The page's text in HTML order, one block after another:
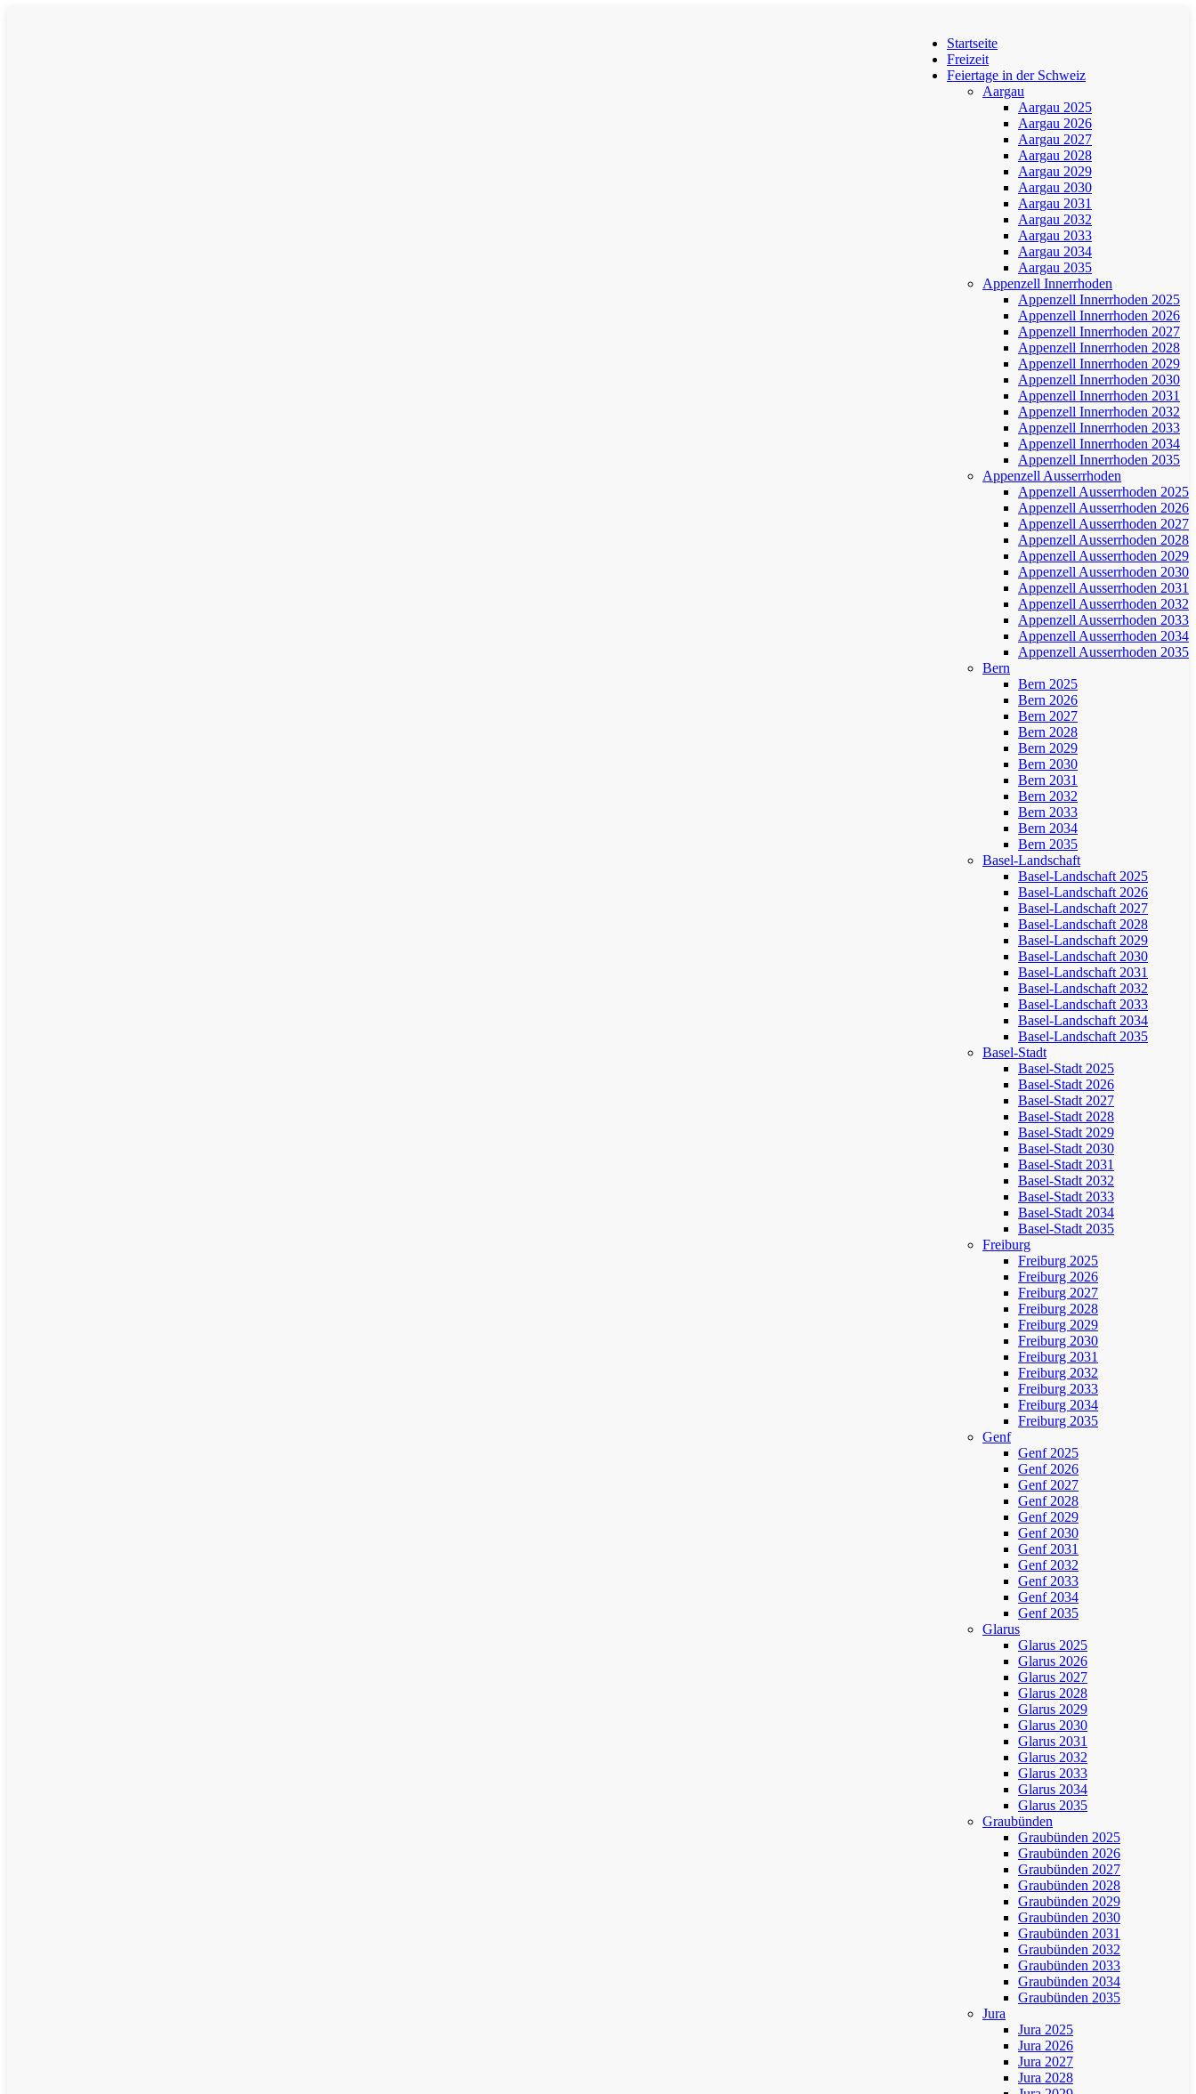
Startseite
Freizeit
Feiertage in der Schweiz
Aargau
Aargau 2025
Aargau 2026
Aargau 2027
Aargau 2028
Aargau 2029
Aargau 2030
Aargau 2031
Aargau 2032
Aargau 2033
Aargau 2034
Aargau 2035
Appenzell Innerrhoden
Appenzell Innerrhoden 2025
Appenzell Innerrhoden 2026
Appenzell Innerrhoden 2027
Appenzell Innerrhoden 2028
Appenzell Innerrhoden 2029
Appenzell Innerrhoden 2030
Appenzell Innerrhoden 2031
Appenzell Innerrhoden 2032
Appenzell Innerrhoden 2033
Appenzell Innerrhoden 2034
Appenzell Innerrhoden 2035
Appenzell Ausserrhoden
Appenzell Ausserrhoden 2025
Appenzell Ausserrhoden 2026
Appenzell Ausserrhoden 2027
Appenzell Ausserrhoden 2028
Appenzell Ausserrhoden 2029
Appenzell Ausserrhoden 2030
Appenzell Ausserrhoden 2031
Appenzell Ausserrhoden 2032
Appenzell Ausserrhoden 2033
Appenzell Ausserrhoden 2034
Appenzell Ausserrhoden 2035
Bern
Bern 2025
Bern 2026
Bern 2027
Bern 2028
Bern 2029
Bern 2030
Bern 2031
Bern 2032
Bern 2033
Bern 2034
Bern 2035
Basel-Landschaft
Basel-Landschaft 2025
Basel-Landschaft 2026
Basel-Landschaft 2027
Basel-Landschaft 2028
Basel-Landschaft 2029
Basel-Landschaft 2030
Basel-Landschaft 2031
Basel-Landschaft 2032
Basel-Landschaft 2033
Basel-Landschaft 2034
Basel-Landschaft 2035
Basel-Stadt
Basel-Stadt 2025
Basel-Stadt 2026
Basel-Stadt 2027
Basel-Stadt 2028
Basel-Stadt 2029
Basel-Stadt 2030
Basel-Stadt 2031
Basel-Stadt 2032
Basel-Stadt 2033
Basel-Stadt 2034
Basel-Stadt 2035
Freiburg
Freiburg 2025
Freiburg 2026
Freiburg 2027
Freiburg 2028
Freiburg 2029
Freiburg 2030
Freiburg 2031
Freiburg 2032
Freiburg 2033
Freiburg 2034
Freiburg 2035
Genf
Genf 2025
Genf 2026
Genf 2027
Genf 2028
Genf 2029
Genf 2030
Genf 2031
Genf 2032
Genf 2033
Genf 2034
Genf 2035
Glarus
Glarus 2025
Glarus 2026
Glarus 2027
Glarus 2028
Glarus 2029
Glarus 2030
Glarus 2031
Glarus 2032
Glarus 2033
Glarus 2034
Glarus 2035
Graubünden
Graubünden 2025
Graubünden 2026
Graubünden 2027
Graubünden 2028
Graubünden 2029
Graubünden 2030
Graubünden 2031
Graubünden 2032
Graubünden 2033
Graubünden 2034
Graubünden 2035
Jura
Jura 2025
Jura 2026
Jura 2027
Jura 2028